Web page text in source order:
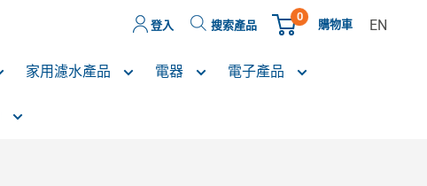
登入 搜索產品
0
購物車 EN
家用濾水產品 電器 電子產品